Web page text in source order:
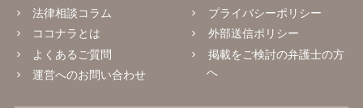
法律相談コラム
ココナラとは
よくあるご質問
運営へのお問い合わせ
プライバシーポリシー
外部送信ポリシー
掲載をご検討の弁護士の方
へ